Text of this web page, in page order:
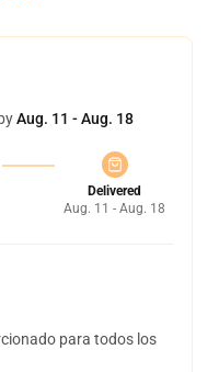
Aug. 11 - Aug. 18
Delivered
Aug. 11 - Aug. 18
para todos los